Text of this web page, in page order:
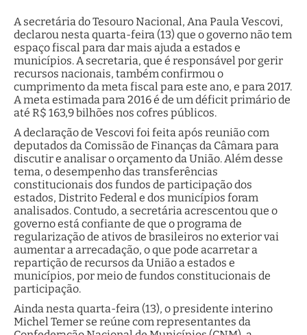
A secretária do Tesouro Nacional, Ana Paula Vescovi,
declarou nesta quarta-feira (13) que o governo não tem
espaço fiscal para dar mais ajuda a estados e
municípios. A secretaria, que é responsável por gerir
recursos nacionais, também confirmou o
cumprimento da meta fiscal para este ano, e para 2017.
A meta estimada para 2016 é de um déficit primário de
até R$ 163,9 bilhões nos cofres públicos.
A declaração de Vescovi foi feita após reunião com
deputados da Comissão de Finanças da Câmara para
discutir e analisar o orçamento da União. Além desse
tema, o desempenho das transferências
constitucionais dos fundos de participação dos
estados, Distrito Federal e dos municípios foram
analisados. Contudo, a secretária acrescentou que o
governo está confiante de que o programa de
regularização de ativos de brasileiros no exterior vai
aumentar a arrecadação, o que pode acarretar a
repartição de recursos da União a estados e
municípios, por meio de fundos constitucionais de
participação.
Ainda nesta quarta-feira (13), o presidente interino
Michel Temer se reúne com representantes da